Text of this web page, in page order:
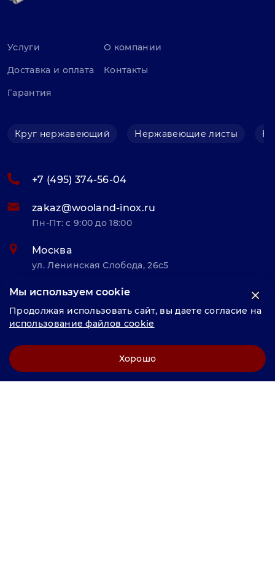
Услуги
Доставка и оплата
Гарантия
О компании
Контакты
Круг нержавеющий Нержавеющие листы
+7 (495) 374-56-04
zakaz@wooland-inox.ru
Пн-Пт: с 9:00 до 18:00
Москва
ул. Ленинская Слобода, 26с5
© «Велунд нержавейка» 2025, Разработка и комплексное
продвижение " LCAgency"
Мы используем cookie
Продолжая использовать сайт, вы даете согласие на
использование файлов cookie
Хорошо